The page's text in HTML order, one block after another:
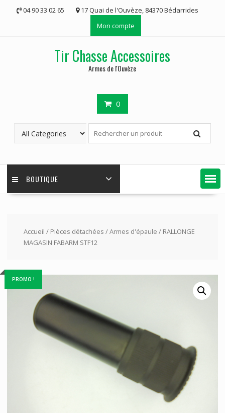
04 90 33 02 65
17 Quai de l'Ouvèze, 84370 Bédarrides
Mon compte
Tir Chasse Accessoires
Armes de l'Ouvèze
0
BOUTIQUE
Accueil / Pièces détachées /Armes d'épaule / RALLONGE
MAGASIN FABARM STF12
PROMO !